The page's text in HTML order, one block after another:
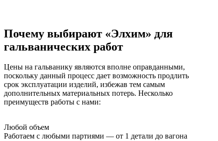
Почему выбирают «Элхим» для
гальванических работ
Цены на гальванику являются вполне оправданными,
поскольку данный процесс дает возможность продлить
срок эксплуатации изделий, избежав тем самым
дополнительных материальных потерь. Несколько
преимуществ работы с нами:
Любой объем
Работаем с любыми партиями — от 1 детали до вагона